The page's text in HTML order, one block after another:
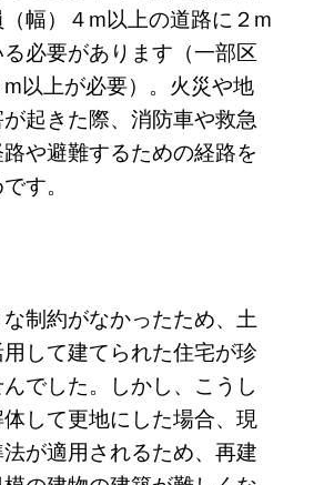
幅）４m以上の道路に２m
必要があります（一部区
以上が必要）。火災や地
起きた際、消防車や救急
や避難するための経路を
す。
制約がなかったため、土
して建てられた住宅が珍
でした。しかし、こうし
して更地にした場合、現
が適用されるため、再建